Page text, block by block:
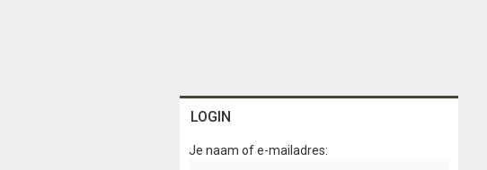
LOGIN
Je naam of e-mailadres